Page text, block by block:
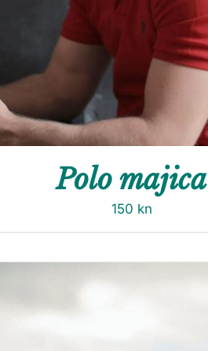
Polo majica
150 kn